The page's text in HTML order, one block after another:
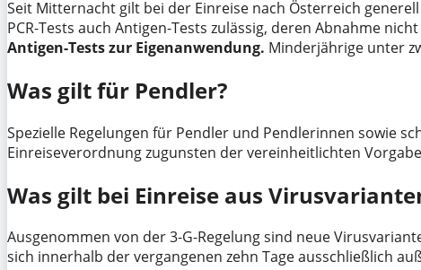
Seit Mitternacht gilt bei der Einreise nach Österreich
PCR-Tests auch Antigen-Tests zulässig, deren Abnahme
Antigen-Tests zur Eigenanwendung. Minderjährige unter
Was gilt für Pendler?
Spezielle Regelungen für Pendler und Pendlerinnen sowie
Einreiseverordnung zugunsten der vereinheitlichten
Was gilt bei Einreise aus
Ausgenommen von der 3-G-Regelung sind neue
sich innerhalb der vergangenen zehn Tage ausschließlich